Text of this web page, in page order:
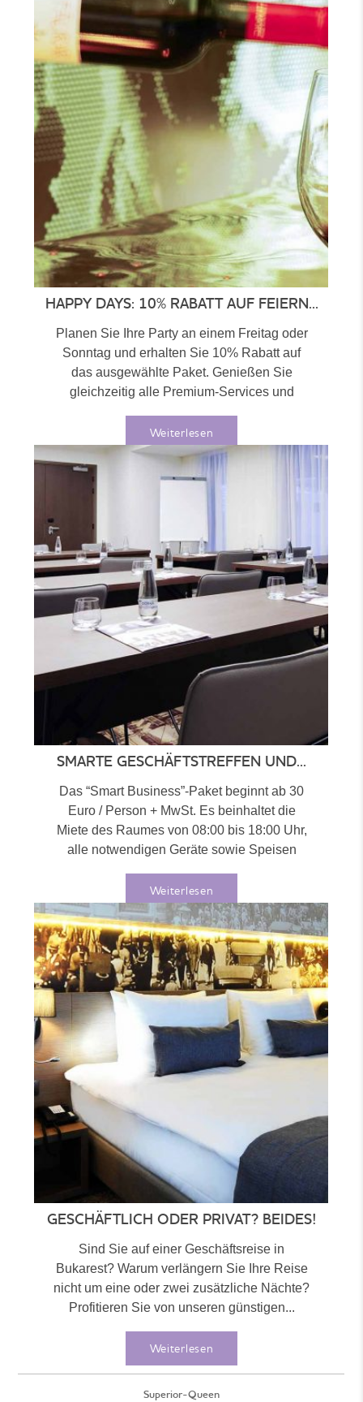
HAPPY DAYS: 10% RABATT AUF FEIERN...
Planen Sie Ihre Party an einem Freitag oder
Sonntag und erhalten Sie 10% Rabatt auf
das ausgewählte Paket. Genießen Sie
gleichzeitig alle Premium-Services und
Weiterlesen
SMARTE GESCHÄFTSTREFFEN UND...
Das “Smart Business”-Paket beginnt ab 30
Euro / Person + MwSt. Es beinhaltet die
Miete des Raumes von 08:00 bis 18:00 Uhr,
alle notwendigen Geräte sowie Speisen
Weiterlesen
GESCHÄFTLICH ODER PRIVAT? BEIDES!
Sind Sie auf einer Geschäftsreise in
Bukarest? Warum verlängern Sie Ihre Reise
nicht um eine oder zwei zusätzliche Nächte?
Profitieren Sie von unseren günstigen...
Weiterlesen
Superior-Queen